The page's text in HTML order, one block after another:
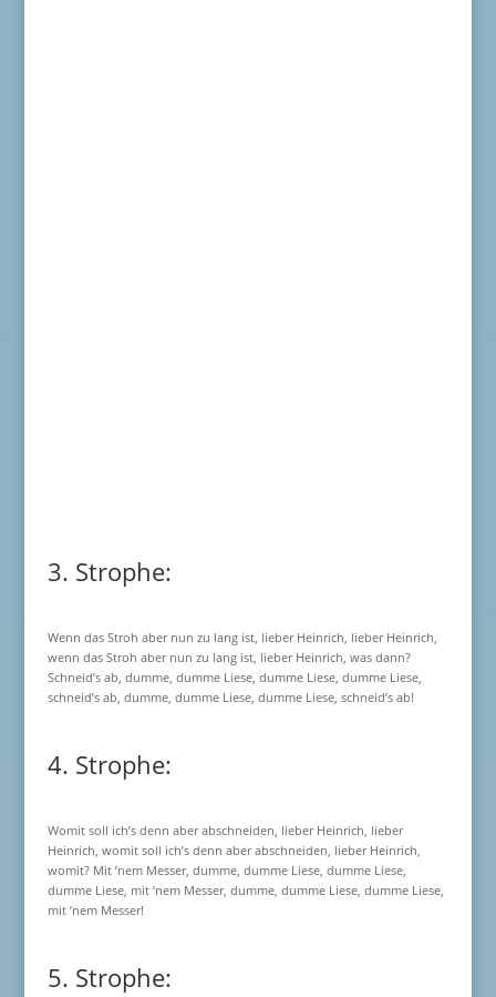
3. Strophe:
Wenn das Stroh aber nun zu lang ist, lieber Heinrich, lieber Heinrich,
wenn das Stroh aber nun zu lang ist, lieber Heinrich, was dann?
Schneid’s ab, dumme, dumme Liese, dumme Liese, dumme Liese,
schneid’s ab, dumme, dumme Liese, dumme Liese, schneid’s ab!
4. Strophe:
Womit soll ich’s denn aber abschneiden, lieber Heinrich, lieber
Heinrich, womit soll ich’s denn aber abschneiden, lieber Heinrich,
womit? Mit ’nem Messer, dumme, dumme Liese, dumme Liese,
dumme Liese, mit ’nem Messer, dumme, dumme Liese, dumme Liese,
mit ’nem Messer!
5. Strophe: